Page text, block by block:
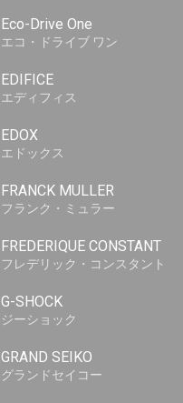
Eco-Drive One
エコ・ドライブ ワン
EDIFICE
エディフィス
EDOX
エドックス
FRANCK MULLER
フランク・ミュラー
FREDERIQUE CONSTANT
フレデリック・コンスタント
G-SHOCK
ジーショック
GRAND SEIKO
グランドセイコー